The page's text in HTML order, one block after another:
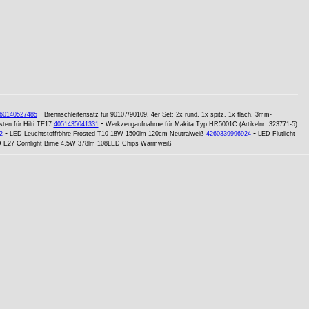
- Brennschleifensatz für 90107/90109, 4er Set: 2x rund, 1x spitz, 1x flach, 3mm-
für Hilti TE17 4051435041331- Werkzeugaufnahme für Makita Typ HR5001C (Artikelnr. 323771-5)
- LED Leuchtstoffröhre Frosted T10 18W 1500lm 120cm Neutralweiß 4260339996924- LED Flutlicht
E27 Cornlight Birne 4,5W 378lm 108LED Chips Warmweiß